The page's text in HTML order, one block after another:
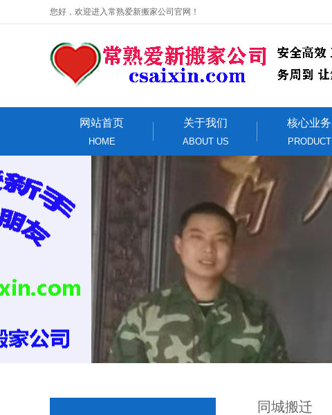
您好，欢迎进入常熟爱新搬家公司官网！
网站首页
HOME
关于我们
ABOUT US
核心业务
PRODUCT
同城搬迁